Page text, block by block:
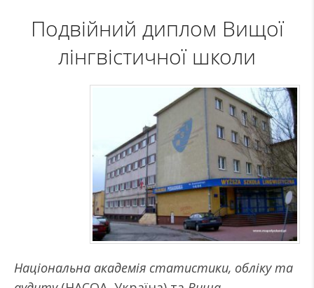
Подвійний диплом Вищої
лінгвістичної школи
Національна академія статистики, обліку та